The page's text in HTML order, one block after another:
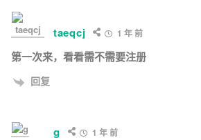
taeqcj 1 年 前
第一次来，看看需不需要注册
回复
g 1 年 前